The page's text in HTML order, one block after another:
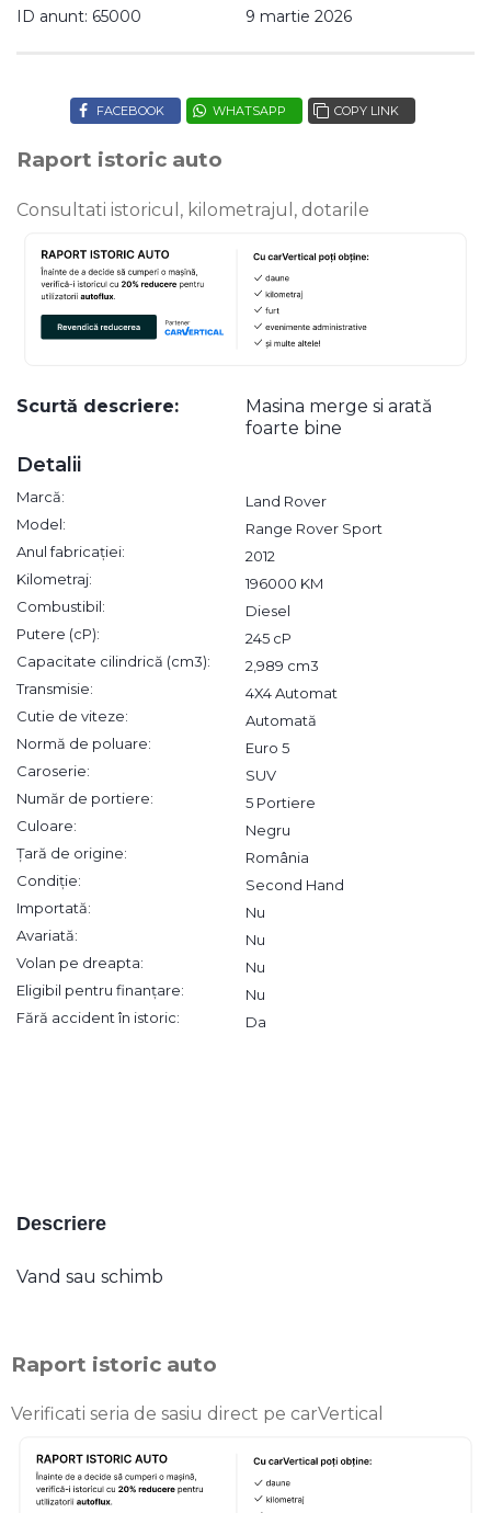
ID anunt: 65000 9 martie 2026
FACEBOOK WHATSAPP COPY LINK
Raport istoric auto
Consultati istoricul, kilometrajul, dotarile
Scurtă descriere:
Masina merge si arată
foarte bine
Detalii
Marcă:
Land Rover
Model:
Range Rover Sport
Anul fabricației:
2012
Kilometraj:
196000 KM
Combustibil:
Diesel
Putere (cP):
245 cP
Capacitate cilindrică (cm3):
2,989 cm3
Transmisie:
4X4 Automat
Cutie de viteze:
Automată
Normă de poluare:
Euro 5
Caroserie:
SUV
Număr de portiere:
5 Portiere
Culoare:
Negru
Țară de origine:
România
Condiție:
Second Hand
Importată:
Nu
Avariată:
Nu
Volan pe dreapta:
Nu
Eligibil pentru finanțare:
Nu
Fără accident în istoric:
Da
Descriere
Vand sau schimb
Raport istoric auto
Verificati seria de sasiu direct pe carVertical